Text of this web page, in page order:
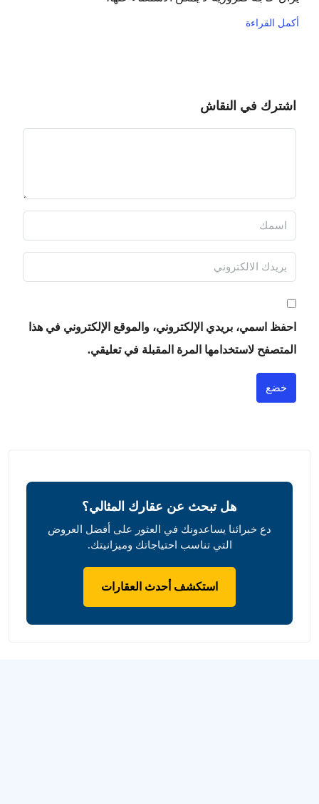
أكمل القراءة
اشترك في النقاش
احفظ اسمي، بريدي الإلكتروني، والموقع الإلكتروني في هذا
المتصفح لاستخدامها المرة المقبلة في تعليقي.
خضع
هل تبحث عن عقارك المثالي؟
دع خبرائنا يساعدونك في العثور على أفضل العروض
التي تناسب احتياجاتك وميزانيتك.
استكشف أحدث العقارات